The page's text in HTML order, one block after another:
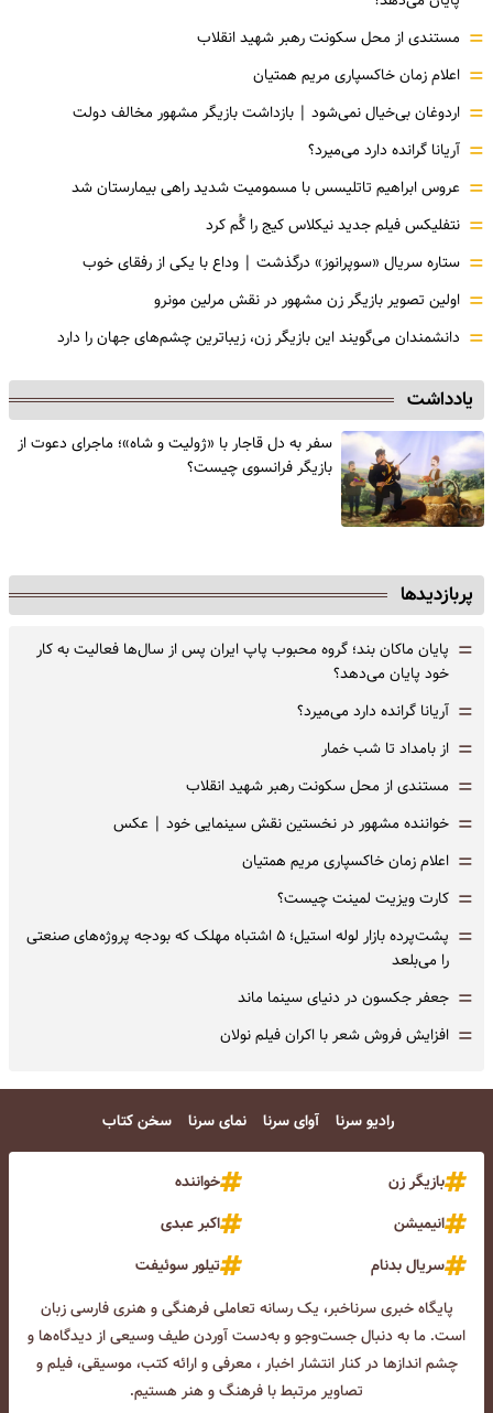
= مستندی از محل سکونت رهبر شهید انقلاب
= اعلام زمان خاکسپاری مریم همتیان
= اردوغان بی‌خیال نمی‌شود | بازداشت بازیگر مشهور مخالف دولت
= آریانا گرانده دارد می‌میرد؟
= عروس ابراهیم تاتلیسس با مسمومیت شدید راهی بیمارستان شد
= نتفلیکس فیلم جدید نیکلاس کیج را گُم کرد
= ستاره سریال «سوپرانوز» درگذشت | وداع با یکی از رفقای خوب
= اولین تصویر بازیگر زن مشهور در نقش مرلین مونرو
= دانشمندان می‌گویند این بازیگر زن، زیباترین چشم‌های جهان را دارد
یادداشت
سفر به دل قاجار با «ژولیت و شاه»؛ ماجرای دعوت از
‌بازیگر فرانسوی چیست؟
پربازدیدها
= پایان ماکان بند؛ گروه محبوب پاپ ایران پس از سال‌ها فعالیت به کار
خود پایان می‌دهد؟
= آریانا گرانده دارد می‌میرد؟
= از بامداد تا شب خمار
= مستندی از محل سکونت رهبر شهید انقلاب
= خواننده مشهور در نخستین نقش سینمایی خود |‌ عکس
= اعلام زمان خاکسپاری مریم همتیان
= کارت ویزیت لمینت چیست؟
=
پشت‌پرده بازار لوله استیل؛ ۵ اشتباه مهلک که بودجه پروژه‌های صنعتی
را می‌بلعد
= جعفر جکسون در دنیای سینما ماند
= افزایش فروش شعر با اکران فیلم نولان
رادیو سرنا آوای سرنا نمای سرنا سخن کتاب
بازیگر زن
خواننده
انیمیشن
اکبر عبدی
سریال بدنام
تیلور سوئیفت
پایگاه خبری سرناخبر، یک رسانه تعاملی فرهنگی و هنری فارسی زبان
است. ما به دنبال جست‌و‌جو و به‌دست آوردن طیف وسیعی از دیدگاه‌ها و
چشم انداز‌ها در کنار انتشار اخبار ، معرفی و ارائه کتب، موسیقی، فیلم و
تصاویر مرتبط با فرهنگ و هنر هستیم.